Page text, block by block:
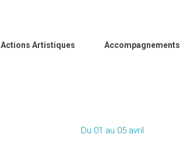
Actions Artistiques Accompagnements
Du 01 au 05 avril